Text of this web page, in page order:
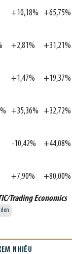
+10,18% +65,75%
+2,81% +31,21%
+1,47% +19,37%
+35,36% +32,72%
-10,42% +44,08%
+7,90% +80,00%
Trading Economics
NHIỀU